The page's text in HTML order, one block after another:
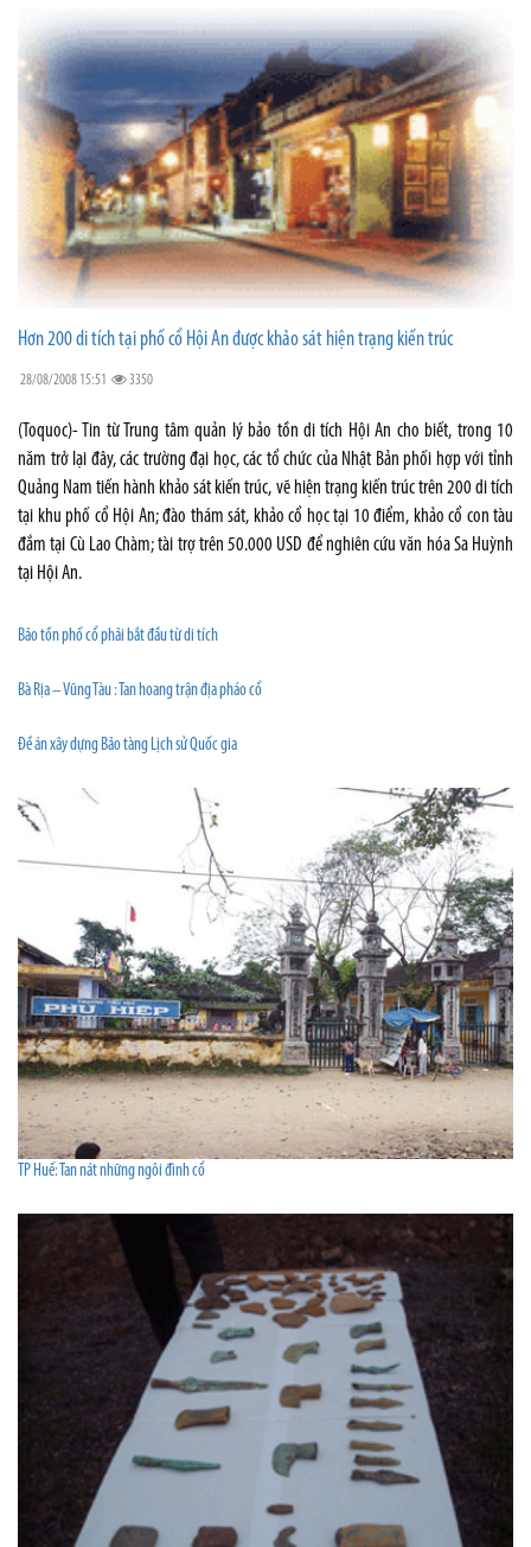
Hơn 200 di tích tại phố cổ Hội An được khảo sát hiện trạng kiến trúc
28/08/2008 15:51 3350
(Toquoc)- Tin từ Trung tâm quản lý bảo tồn di tích Hội An cho biết, trong 10
năm trở lại đây, các trường đại học, các tổ chức của Nhật Bản phối hợp với tỉnh
Quảng Nam tiến hành khảo sát kiến trúc, vẽ hiện trạng kiến trúc trên 200 di tích
tại khu phố cổ Hội An; đào thám sát, khảo cổ học tại 10 điểm, khảo cổ con tàu
đắm tại Cù Lao Chàm; tài trợ trên 50.000 USD để nghiên cứu văn hóa Sa Huỳnh
tại Hội An.
Bảo tồn phố cổ phải bắt đầu từ di tích
Bà Rịa – Vũng Tàu : Tan hoang trận địa pháo cổ
Đề án xây dựng Bảo tàng Lịch sử Quốc gia
TP Huế: Tan nát những ngôi đình cổ